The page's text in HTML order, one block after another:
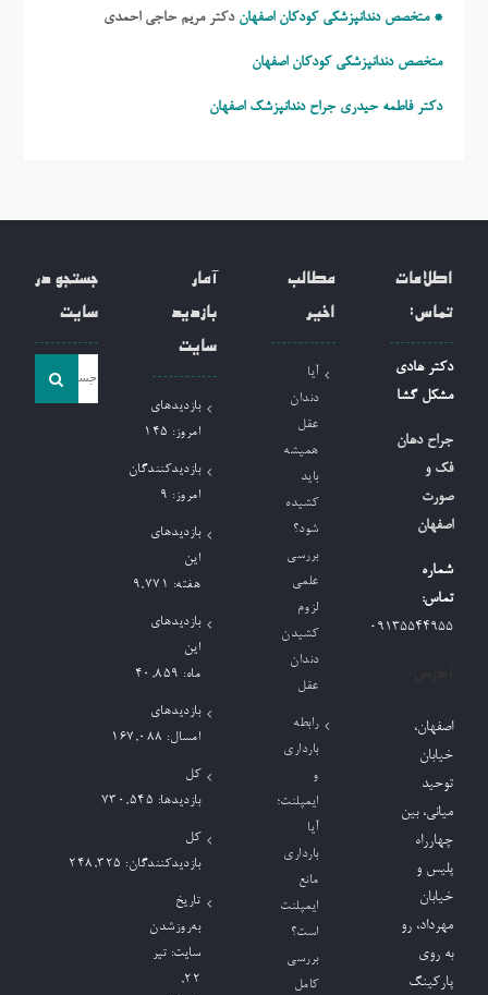
* متخصص دندانپزشکی کودکان اصفهان دکتر مریم حاجی احمدی
متخصص دندانپزشکی کودکان اصفهان
دکتر فاطمه حیدری جراح دندانپزشک اصفهان
اطلاعات
تماس:
دکتر هادی
مشکل گشا
جراح دهان
فک و
صورت
اصفهان
شماره
تماس:
09135544955
اصفهان،
خیابان
توحید
میانی، بین
چهارراه
پلیس و
خیابان
مهرداد، رو
به روی
پارکینگ
مطالب
اخیر
آیا
دندان
عقل
همیشه
باید
کشیده
شود؟
بررسی
علمی
لزوم
کشیدن
دندان
عقل
رابطه
بارداری
و
ایمپلنت؛
آیا
بارداری
مانع
ایمپلنت
است؟
بررسی
کامل
آمار
بازدید
سایت
بازدیدهای
امروز: 145
بازدیدکنندگان
امروز: 9
بازدیدهای
این
هفته: 9,771
بازدیدهای
این
ماه: 40,859
بازدیدهای
امسال: 167,088
کل
بازدیدها: 730,545
کل
بازدیدکنند‌گان: 248,325
تاریخ
به‌روزشدن
سایت: تیر
۲۲,
جستجو در
سایت